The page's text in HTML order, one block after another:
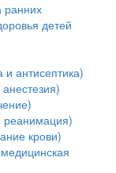
ранних
детей
антисептика)
реанимация)
крови)